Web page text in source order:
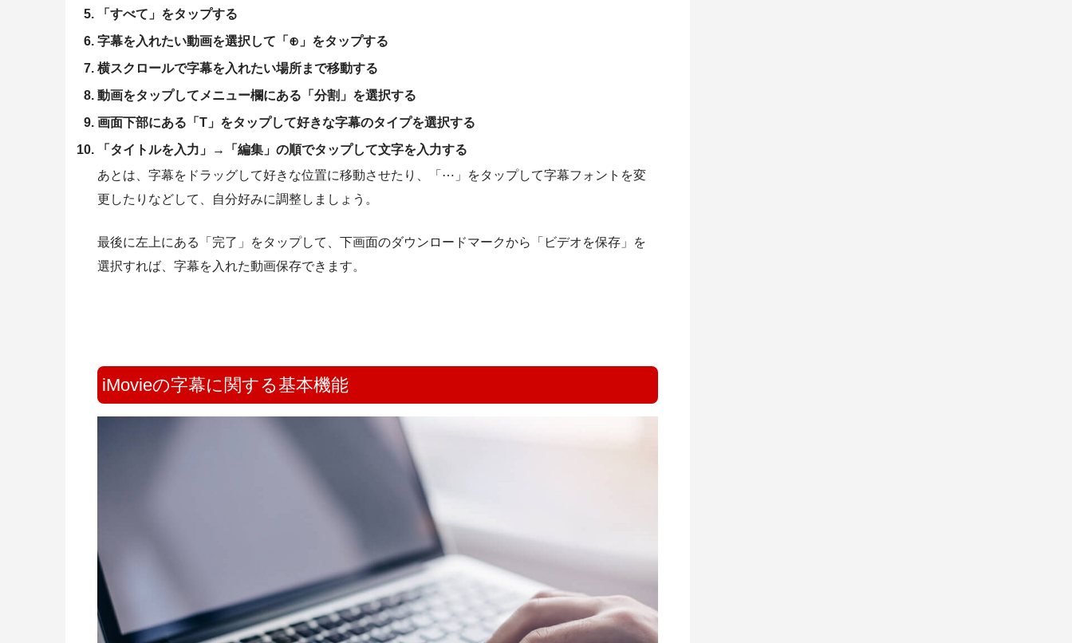
「すべて」をタップする
字幕を入れたい動画を選択して「⊕」をタップする
横スクロールで字幕を入れたい場所まで移動する
動画をタップしてメニュー欄にある「分割」を選択する
画面下部にある「T」をタップして好きな字幕のタイプを選択する
「タイトルを入力」→「編集」の順でタップして文字を入力する
あとは、字幕をドラッグして好きな位置に移動させたり、「⋯」をタップして字幕フォントを変
更したりなどして、自分好みに調整しましょう。
最後に左上にある「完了」をタップして、下画面のダウンロードマークから「ビデオを保存」を
選択すれば、字幕を入れた動画保存できます。
iMovieの字幕に関する基本機能